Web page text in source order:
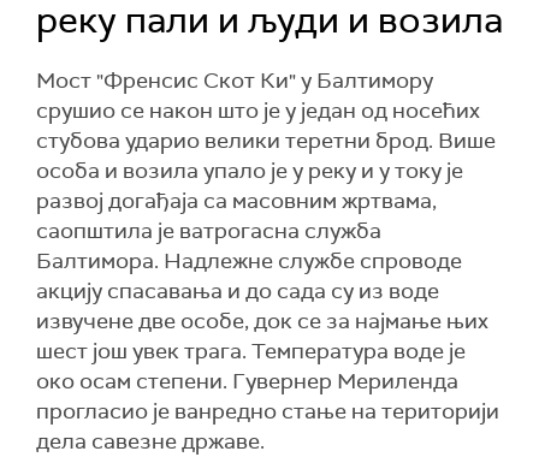
реку пали и људи и возила
Mост "Френсис Скот Ки" у Балтимору
срушио се након што је у један од носећих
стубова ударио велики теретни брод. Више
особа и возила упало је у реку и у току је
развој догађаја са масовним жртвама,
саопштила је ватрогасна служба
Балтимора. Надлежне службе спроводе
акцију спасавања и до сада су из воде
извучене две особе, док се за најмање њих
шест још увек трага. Температура воде је
око осам степени. Гувернер Мериленда
прогласио је ванредно стање на територији
дела савезне државе.